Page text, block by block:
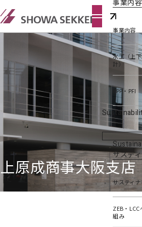
事業内容
事業内容
水工（上
計）
PPP・PFI
サステ
サスティナ
ZEB・LCC
組み
上原成商事大阪支店